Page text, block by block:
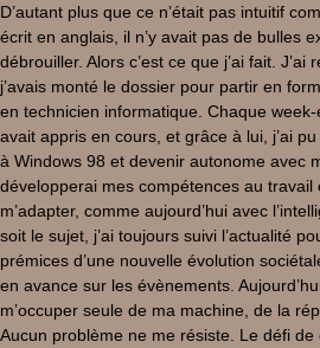
D’autant plus que ce n’était pas intuitif
écrit en anglais, il n’y avait pas de bulles
débrouiller. Alors c’est ce que j’ai fait. J’ai
j’avais monté le dossier pour partir en
en technicien informatique. Chaque
avait appris en cours, et grâce à lui, j’ai
à Windows 98 et devenir autonome avec
développerai mes compétences au travail
m’adapter, comme aujourd’hui avec
soit le sujet, j’ai toujours suivi l’actualité
prémices d’une nouvelle évolution
en avance sur les évènements.
m’occuper seule de ma machine, de la
Aucun problème ne me résiste. Le défi